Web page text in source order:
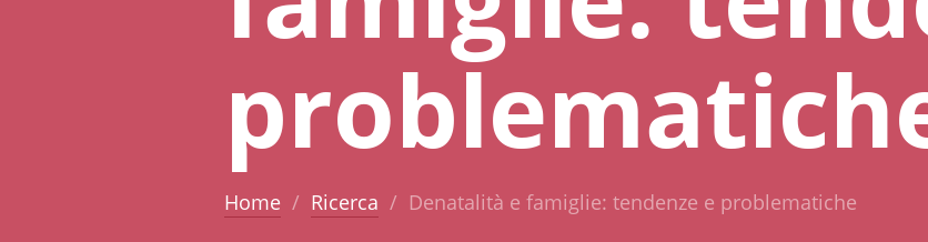
Home Ricerca Denatalità e famiglie: tendenze e problematiche